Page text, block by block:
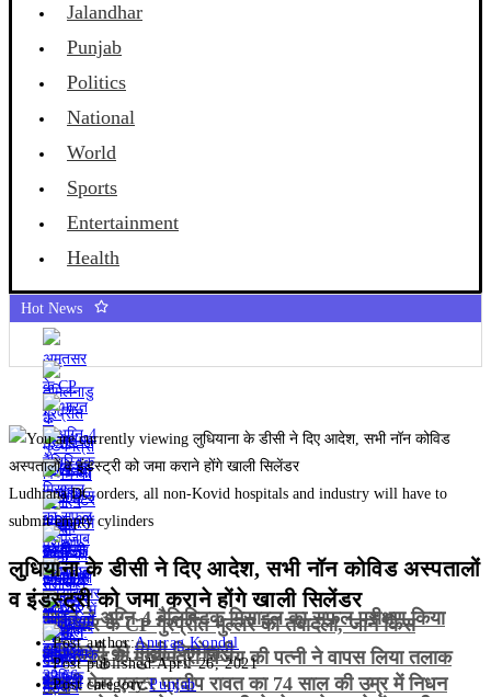
Jalandhar
Punjab
Politics
National
World
Sports
Entertainment
Health
Hot News
अमृतसर के CP गुरप्रीत भुल्लर का तबादला, जानें किस
अधिकारी को मिली जिम्मेदारी
तमिलनाडु के मुख्यमंत्री विजय की पत्नी ने वापस लिया तलाक
केस
भारत ने अग्नि-4 बैलिस्टिक मिसाइल का सफल परीक्षण किया
गजनी फेम एक्टर प्रदीप रावत का 74 साल की उम्र में निधन
Ludhiana DC orders, all non-Kovid hospitals and industry will have to
submit empty cylinders
लुधियाना के डीसी ने दिए आदेश, सभी नॉन कोविड अस्पतालों
व इंडस्ट्री को जमा कराने होंगे खाली सिलेंडर
Post author:Anurag Kondal
Post published:April 26, 2021
Post category:Punjab